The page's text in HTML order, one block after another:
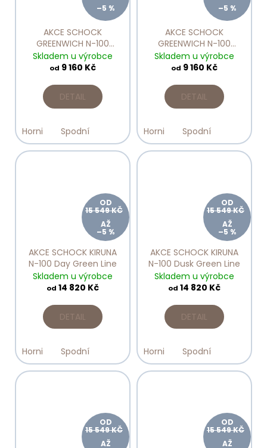
–5 %
AKCE SCHOCK
GREENWICH N-100
Silverstone
Skladem u výrobce
od 9 160 Kč
DETAIL
Horni Spodní
–5 %
AKCE SCHOCK
GREENWICH N-100
Stone
Skladem u výrobce
od 9 160 Kč
DETAIL
Horni Spodní
OD
15 549 KČ
AŽ
–5 %
AKCE SCHOCK KIRUNA
N-100 Day Green Line
Skladem u výrobce
od 14 820 Kč
DETAIL
Horni Spodní
OD
15 549 KČ
AŽ
–5 %
AKCE SCHOCK KIRUNA
N-100 Dusk Green Line
Skladem u výrobce
od 14 820 Kč
DETAIL
Horni Spodní
OD
15 549 KČ
AŽ
OD
15 549 KČ
AŽ